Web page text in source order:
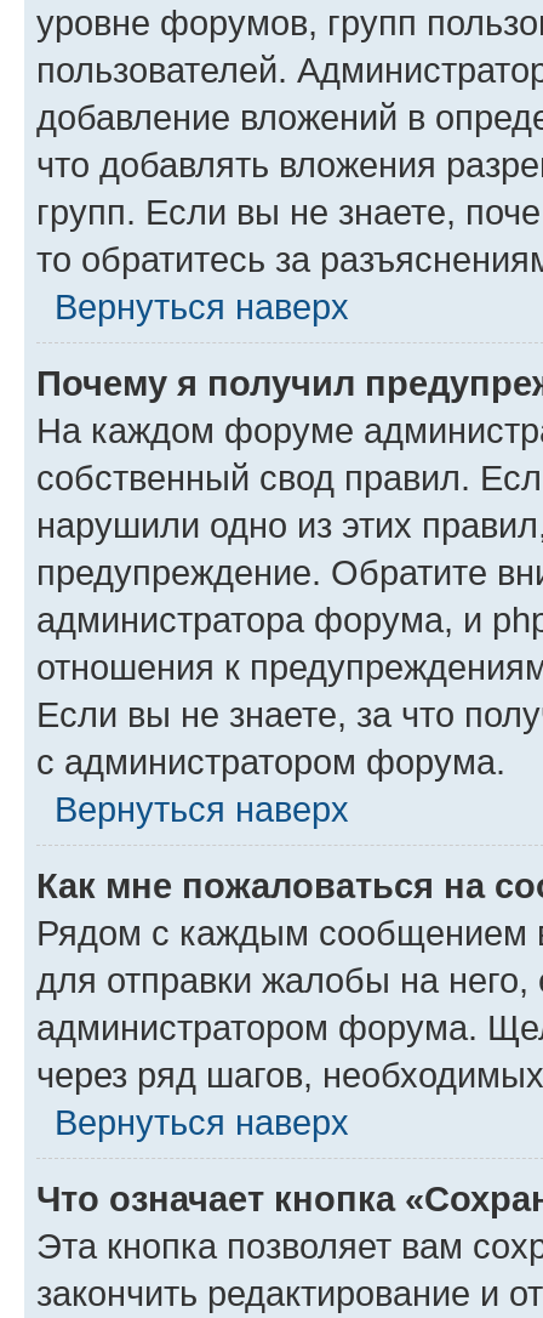
уровне форумов, групп
пользователей.
добавление вложений в
что добавлять вложения
групп. Если вы не знаете,
то обратитесь за
Вернуться наверх
Почему я получил
На каждом форуме
собственный свод правил.
нарушили одно из этих
предупреждение. Обратите
администратора форума, и
отношения к
Если вы не знаете, за что
с администратором форума.
Вернуться наверх
Как мне пожаловаться на
Рядом с каждым сообщением
для отправки жалобы на
администратором форума.
через ряд шагов,
Вернуться наверх
Что означает кнопка
Эта кнопка позволяет вам
закончить редактирование и